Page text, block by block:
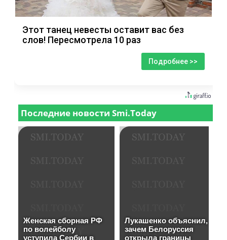
Этот танец невесты оставит вас без
слов! Пересмотрела 10 раз
Подробнее >>